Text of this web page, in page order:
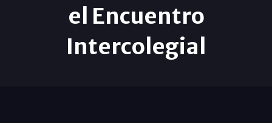
el Encuentro
Intercolegial